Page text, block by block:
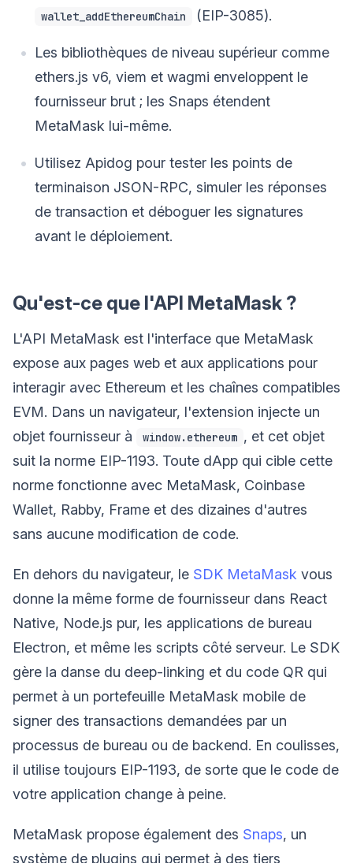
wallet_addEthereumChain (EIP-3085).
Les bibliothèques de niveau supérieur comme
ethers.js v6, viem et wagmi enveloppent le
fournisseur brut ; les Snaps étendent
MetaMask lui-même.
Utilisez Apidog pour tester les points de
terminaison JSON-RPC, simuler les réponses
de transaction et déboguer les signatures
avant le déploiement.
Qu'est-ce que l'API MetaMask ?
L'API MetaMask est l'interface que MetaMask
expose aux pages web et aux applications pour
interagir avec Ethereum et les chaînes compatibles
EVM. Dans un navigateur, l'extension injecte un
objet fournisseur à
window.ethereum , et cet objet
suit la norme EIP-1193. Toute dApp qui cible cette
norme fonctionne avec MetaMask, Coinbase
Wallet, Rabby, Frame et des dizaines d'autres
sans aucune modification de code.
En dehors du navigateur, le SDK MetaMask vous
donne la même forme de fournisseur dans React
Native, Node.js pur, les applications de bureau
Electron, et même les scripts côté serveur. Le SDK
gère la danse du deep-linking et du code QR qui
permet à un portefeuille MetaMask mobile de
signer des transactions demandées par un
processus de bureau ou de backend. En coulisses,
il utilise toujours EIP-1193, de sorte que le code de
votre application change à peine.
MetaMask propose également des Snaps, un
système de plugins qui permet à des tiers